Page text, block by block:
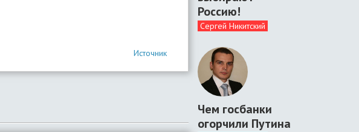
Источник
Россию!
Сергей Никитский
Чем госбанки
огорчили Путина